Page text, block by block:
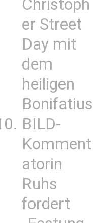
Christoph
er Street
Day mit
dem
heiligen
Bonifatius
BILD-
Komment
atorin
Ruhs
fordert